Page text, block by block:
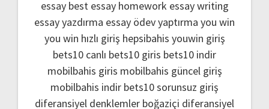
essay best essay homework essay writing
essay yazdırma essay ödev yaptırma you win
you win hızlı giriş hepsibahis youwin giriş
bets10 canlı bets10 giris bets10 indir
mobilbahis giris mobilbahis güncel giriş
mobilbahis indir bets10 sorunsuz giriş
diferansiyel denklemler boğaziçi diferansiyel